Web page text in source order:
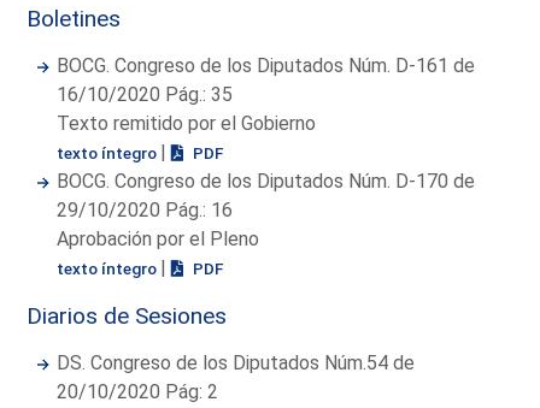
Boletines
BOCG. Congreso de los Diputados Núm. D-161 de
16/10/2020 Pág.: 35
Texto remitido por el Gobierno
texto íntegro | PDF
BOCG. Congreso de los Diputados Núm. D-170 de
29/10/2020 Pág.: 16
Aprobación por el Pleno
texto íntegro | PDF
Diarios de Sesiones
DS. Congreso de los Diputados Núm.54 de
20/10/2020 Pág: 2